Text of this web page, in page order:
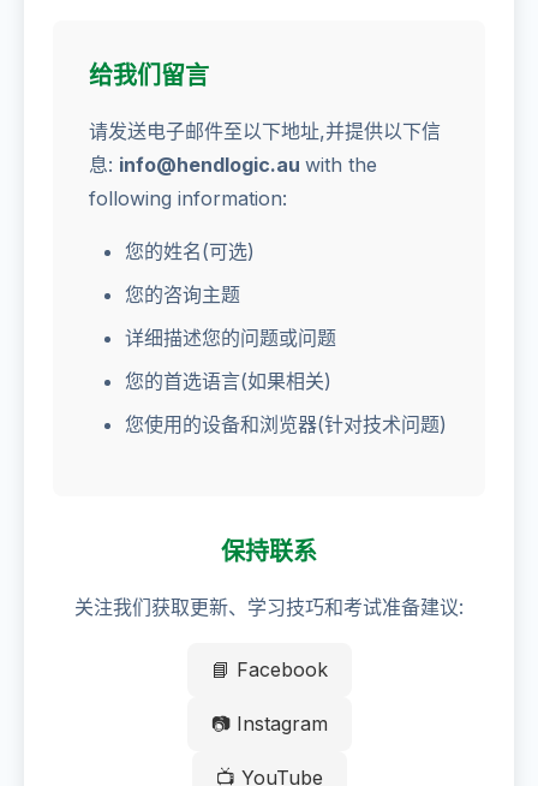
给我们留言
请发送电子邮件至以下地址,并提供以下信
息: info@hendlogic.au with the
following information:
您的姓名(可选)
您的咨询主题
详细描述您的问题或问题
您的首选语言(如果相关)
您使用的设备和浏览器(针对技术问题)
保持联系
关注我们获取更新、学习技巧和考试准备建议:
📘 Facebook
📷 Instagram
📺 YouTube